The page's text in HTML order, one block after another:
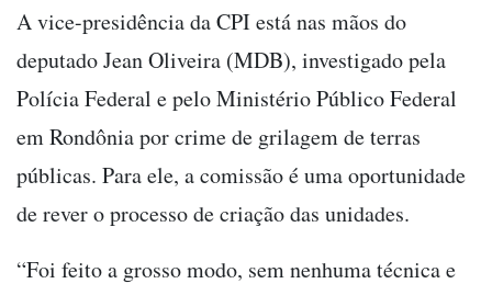
A vice-presidência da CPI está nas mãos do
deputado Jean Oliveira (MDB), investigado pela
Polícia Federal e pelo Ministério Público Federal
em Rondônia por crime de grilagem de terras
públicas. Para ele, a comissão é uma oportunidade
de rever o processo de criação das unidades.
“Foi feito a grosso modo, sem nenhuma técnica e